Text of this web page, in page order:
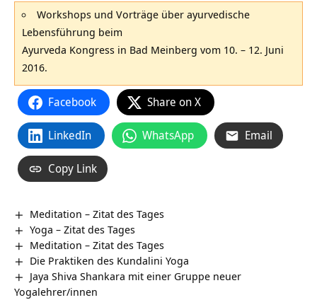
Workshops und Vorträge über ayurvedische
Lebensführung beim
Ayurveda Kongress in Bad Meinberg vom 10. – 12. Juni
2016.
Facebook Share on X
LinkedIn WhatsApp Email
Copy Link
Meditation – Zitat des Tages
Yoga – Zitat des Tages
Meditation – Zitat des Tages
Die Praktiken des Kundalini Yoga
Jaya Shiva Shankara mit einer Gruppe neuer
Yogalehrer/innen